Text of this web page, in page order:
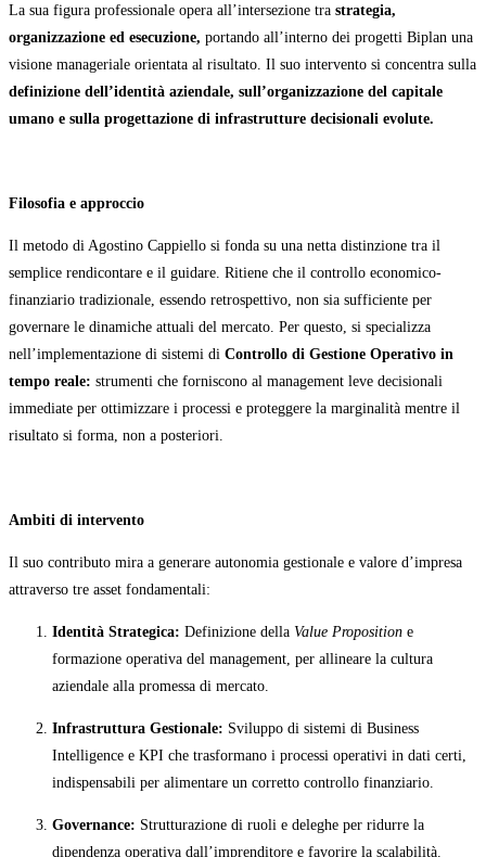
La sua figura professionale opera all’intersezione tra strategia,
organizzazione ed esecuzione, portando all’interno dei progetti Biplan una
visione manageriale orientata al risultato. Il suo intervento si concentra sulla
definizione dell’identità aziendale, sull’organizzazione del capitale
umano e sulla progettazione di infrastrutture decisionali evolute.
Filosofia e approccio
Il metodo di Agostino Cappiello si fonda su una netta distinzione tra il
semplice rendicontare e il guidare. Ritiene che il controllo economico-
finanziario tradizionale, essendo retrospettivo, non sia sufficiente per
governare le dinamiche attuali del mercato. Per questo, si specializza
nell’implementazione di sistemi di Controllo di Gestione Operativo in
tempo reale: strumenti che forniscono al management leve decisionali
immediate per ottimizzare i processi e proteggere la marginalità mentre il
risultato si forma, non a posteriori.
Ambiti di intervento
Il suo contributo mira a generare autonomia gestionale e valore d’impresa
attraverso tre asset fondamentali:
Identità Strategica: Definizione della Value Proposition e
formazione operativa del management, per allineare la cultura
aziendale alla promessa di mercato.
Infrastruttura Gestionale: Sviluppo di sistemi di Business
Intelligence e KPI che trasformano i processi operativi in dati certi,
indispensabili per alimentare un corretto controllo finanziario.
Governance: Strutturazione di ruoli e deleghe per ridurre la
dipendenza operativa dall’imprenditore e favorire la scalabilità.